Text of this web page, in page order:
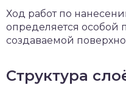
Ход работ по
определяется особой
создаваемой
Структура